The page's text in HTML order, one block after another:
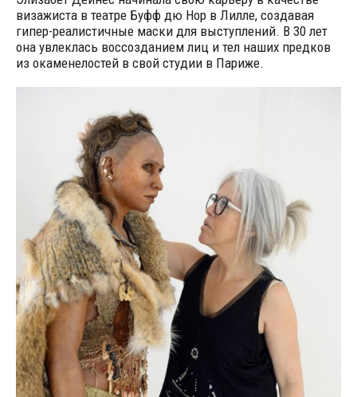
визажиста в театре Буфф дю Нор в Лилле, создавая
гипер-реалистичные маски для выступлений. В 30 лет
она увлеклась воссозданием лиц и тел наших предков
из окаменелостей в свой студии в Париже.